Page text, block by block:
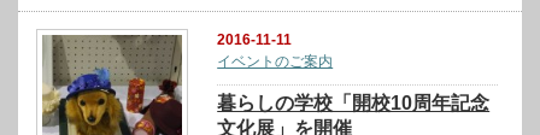
2016-11-11
イベントのご案内
暮らしの学校「開校10周年記念
文化展」を開催